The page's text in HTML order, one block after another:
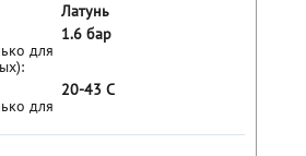
Латунь
для
1.6 бар
для
20-43 С